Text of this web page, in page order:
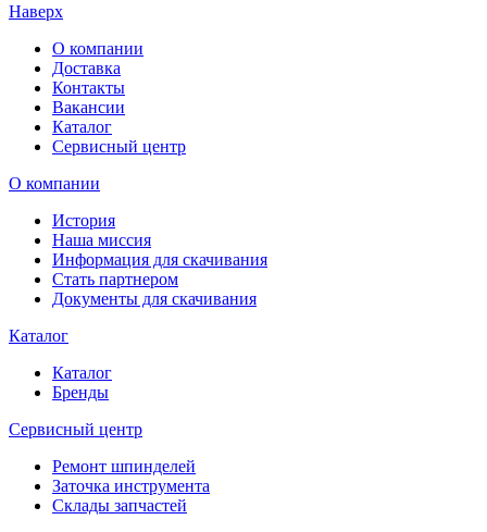
Наверх
О компании
Доставка
Контакты
Вакансии
Каталог
Сервисный центр
О компании
История
Наша миссия
Информация для скачивания
Стать партнером
Документы для скачивания
Каталог
Каталог
Бренды
Сервисный центр
Ремонт шпинделей
Заточка инструмента
Склады запчастей